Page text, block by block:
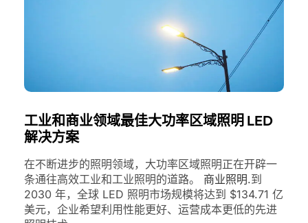
工业和商业领域最佳大功率区域照明 LED
解决方案
在不断进步的照明领域，大功率区域照明正在开辟一
条通往高效工业和工业照明的道路。 商业照明.到
2030 年，全球 LED 照明市场规模将达到 $134.71 亿
美元，企业希望利用性能更好、运营成本更低的先进